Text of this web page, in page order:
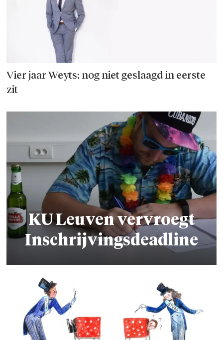
Vier jaar Weyts: nog niet geslaagd in eerste
zit
KU Leuven vervroegt
Inschrijvingsdeadline